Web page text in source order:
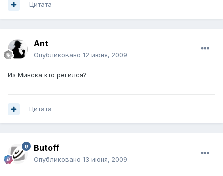
Цитата
Ant
Опубликовано 12 июня, 2009
Из Минска кто регился?
Цитата
Butoff
Опубликовано 13 июня, 2009